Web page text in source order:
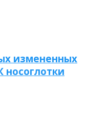
измененных
носоглотки